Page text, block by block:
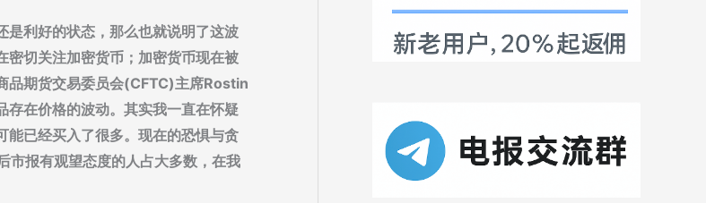
是利好的状态，那么也就说明了这波
密切关注加密货币；加密货币现在被
品期货交易委员会(CFTC)主席Rostin
在价格的波动。其实我一直在怀疑
能已经买入了很多。现在的恐惧与贪
市报有观望态度的人占大多数，在我